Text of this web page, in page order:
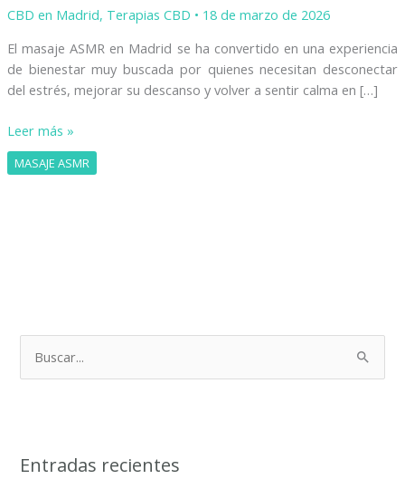
CBD en Madrid, Terapias CBD • 18 de marzo de 2026
El masaje ASMR en Madrid se ha convertido en una experiencia
de bienestar muy buscada por quienes necesitan desconectar
del estrés, mejorar su descanso y volver a sentir calma en […]
Leer más »
MASAJE ASMR
u
a
Entradas recientes